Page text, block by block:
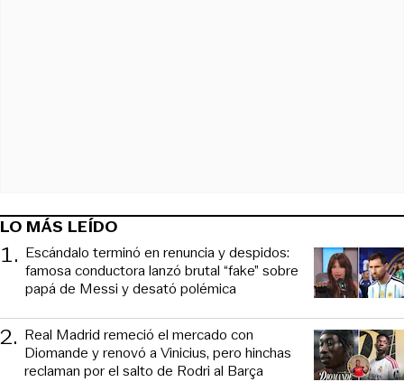
LO MÁS LEÍDO
1. Escándalo terminó en renuncia y despidos:
famosa conductora lanzó brutal “fake” sobre
papá de Messi y desató polémica
2. Real Madrid remeció el mercado con
Diomande y renovó a Vinicius, pero hinchas
reclaman por el salto de Rodri al Barça